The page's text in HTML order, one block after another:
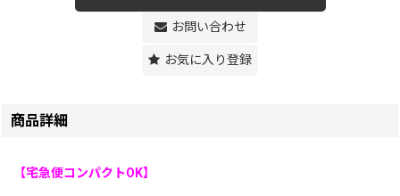
お問い合わせ
お気に入り登録
商品詳細
【宅急便コンパクトOK】